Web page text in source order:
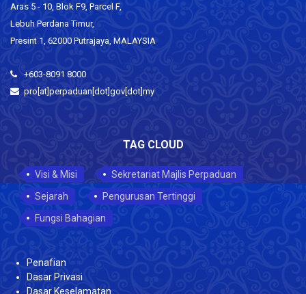
Aras 5 - 10, Blok F9, Parcel F,
Lebuh Perdana Timur,
Presint 1, 62000 Putrajaya, MALAYSIA
+603-8091 8000
pro[at]perpaduan[dot]gov[dot]my
TAG CLOUD
Visi & Misi
Sekretariat Majlis Perpaduan
Sejarah
Pengurusan Tertinggi
Fungsi Bahagian
Penafian
Dasar Privasi
Dasar Keselamatan